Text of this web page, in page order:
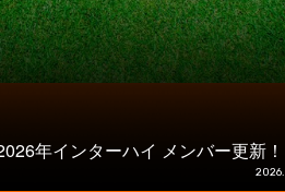
年インターハイ メンバー更新！